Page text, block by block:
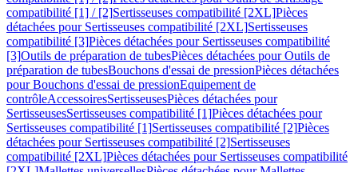
compatibilité [1] / [2]Sertisseuses compatibilité [2XL]Pièces
détachées pour Sertisseuses compatibilité [2XL]Sertisseuses
compatibilité [3]Pièces détachées pour Sertisseuses compatibilité
[3]Outils de préparation de tubesPièces détachées pour Outils de
préparation de tubesBouchons d'essai de pressionPièces détachées
pour Bouchons d'essai de pressionEquipement de
contrôleAccessoiresSertisseusesPièces détachées pour
SertisseusesSertisseuses compatibilité [1]Pièces détachées pour
Sertisseuses compatibilité [1]Sertisseuses compatibilité [2]Pièces
détachées pour Sertisseuses compatibilité [2]Sertisseuses
compatibilité [2XL]Pièces détachées pour Sertisseuses compatibilité